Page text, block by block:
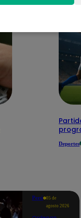
Deportes
Perú
05 de
agosto 2026